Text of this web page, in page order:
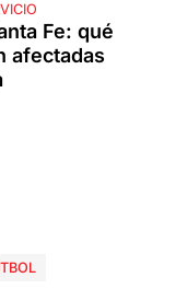
Fe: qué
afectadas